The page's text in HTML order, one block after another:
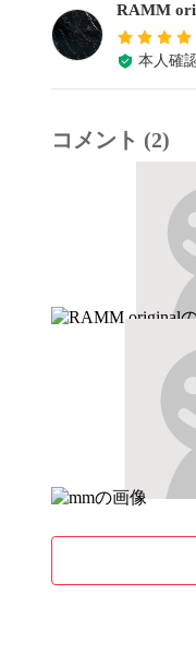
RAMM
本人確
コメント (2)